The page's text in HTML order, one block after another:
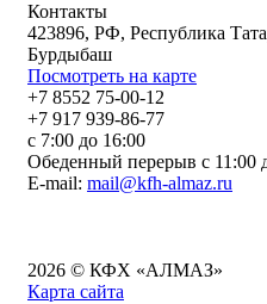
Контакты
423896, РФ, Республика
Бурдыбаш
Посмотреть на карте
+7 8552 75-00-12
+7 917 939-86-77
с 7:00 до 16:00
Обеденный перерыв с 11:00
E-mail: mail@kfh-almaz.ru
2026 © КФХ «АЛМАЗ»
Карта сайта